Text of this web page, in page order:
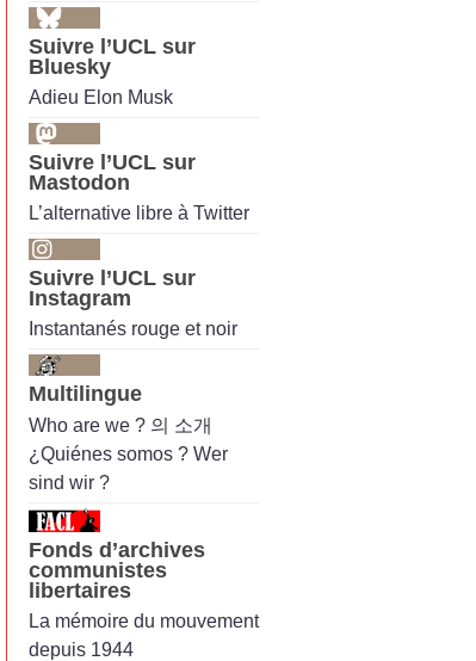
Suivre l’UCL sur
Bluesky
Adieu Elon Musk
Suivre l’UCL sur
Mastodon
L’alternative libre à Twitter
Suivre l’UCL sur
Instagram
Instantanés rouge et noir
Multilingue
Who are we ? 의 소개
¿Quiénes somos ? Wer
sind wir ?
Fonds d’archives
communistes
libertaires
La mémoire du mouvement
depuis 1944